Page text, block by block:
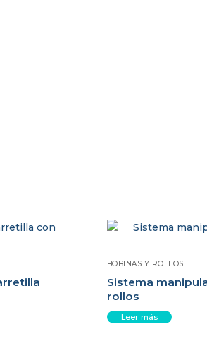
BOBINAS Y ROLLOS
Sistema
rollos
Leer más